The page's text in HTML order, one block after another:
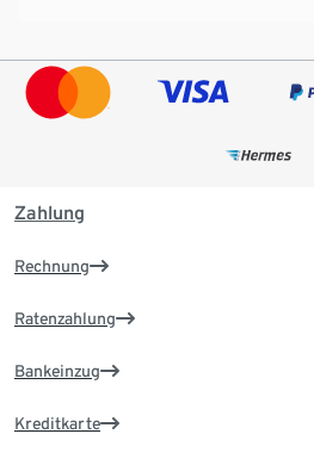
Zahlung
Rechnung
Ratenzahlung
Bankeinzug
Kreditkarte